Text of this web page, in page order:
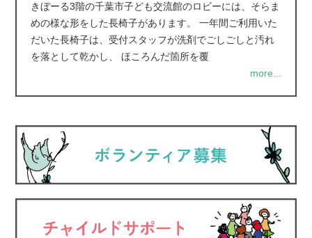
きぼーる3階の千葉市子ども交流館のロビーには、そらま
めの様な形をした長椅子があります。 一年間ご利用いた
だいた長椅子は、受付スタッフが洗剤でごしごしと汚れ
を落として乾かし、 ほころんだ箇所を覆
more...